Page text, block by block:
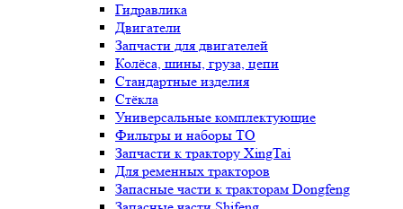
Гидравлика
Двигатели
Запчасти для двигателей
Колёса, шины, груза, цепи
Стандартные изделия
Стёкла
Универсальные комплектующие
Фильтры и наборы ТО
Запчасти к трактору XingTai
Для ременных тракторов
Запасные части к тракторам Dongfeng